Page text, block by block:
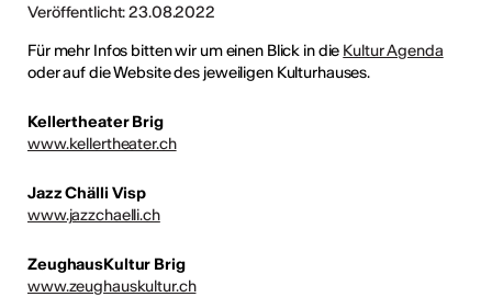
Veröffentlicht: 23.08.2022
Für mehr Infos bitten wir um einen Blick in die Kultur Agenda
oder auf die Website des jeweiligen Kulturhauses.
Kellertheater Brig
www.kellertheater.ch
Jazz Chälli Visp
www.jazzchaelli.ch
ZeughausKultur Brig
www.zeughauskultur.ch